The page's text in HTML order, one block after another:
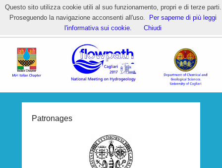
HOME – Flowpath 2017 National
Patronages
Questo sito utilizza cookie utili al suo funzionamento, propri e di terze parti.
Proseguendo la navigazione acconsenti all'uso.
Per saperne di più leggi
l'informativa sui cookie.
Chiudi